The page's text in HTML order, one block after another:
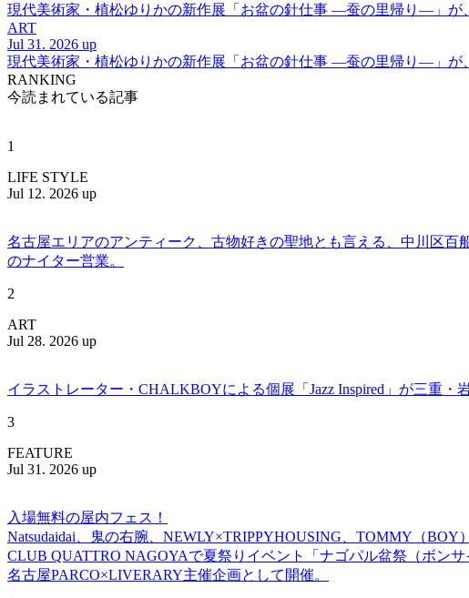
現代美術家・植松ゆりかの新作展「お盆の針仕事 ―蚕の里帰り―」が
ART
Jul 31. 2026 up
現代美術家・植松ゆりかの新作展「お盆の針仕事 ―蚕の里帰り―」が
RANKING
今読まれている記事
1
LIFE STYLE
Jul 12. 2026 up
名古屋エリアのアンティーク、古物好きの聖地とも言える、中川区百
のナイター営業。
2
ART
Jul 28. 2026 up
イラストレーター・CHALKBOYによる個展「Jazz Inspired」が三重・
3
FEATURE
Jul 31. 2026 up
入場無料の屋内フェス！
Natsudaidai、鬼の右腕、NEWLY×TRIPPYHOUSING、TOMMY（BOY
CLUB QUATTRO NAGOYAで夏祭りイベント「ナゴパル盆祭（ボンサ
名古屋PARCO×LIVERARY主催企画として開催。